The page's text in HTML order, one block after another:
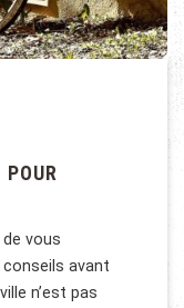
POUR
vous
avant
n’est pas